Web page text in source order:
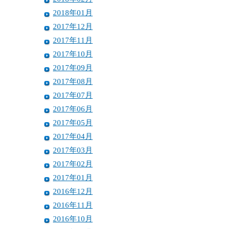
2018年01月
2017年12月
2017年11月
2017年10月
2017年09月
2017年08月
2017年07月
2017年06月
2017年05月
2017年04月
2017年03月
2017年02月
2017年01月
2016年12月
2016年11月
2016年10月